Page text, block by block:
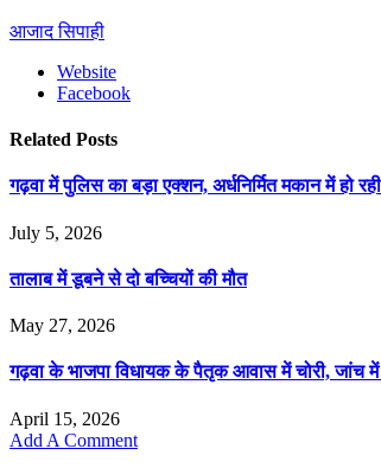
आजाद सिपाही
Website
Facebook
Related Posts
गढ़वा में पुलिस का बड़ा एक्शन, अर्धनिर्मित मकान में हो
July 5, 2026
तालाब में डूबने से दो बच्चियों की मौत
May 27, 2026
गढ़वा के भाजपा विधायक के पैतृक आवास में चोरी, जांच
April 15, 2026
Add A Comment